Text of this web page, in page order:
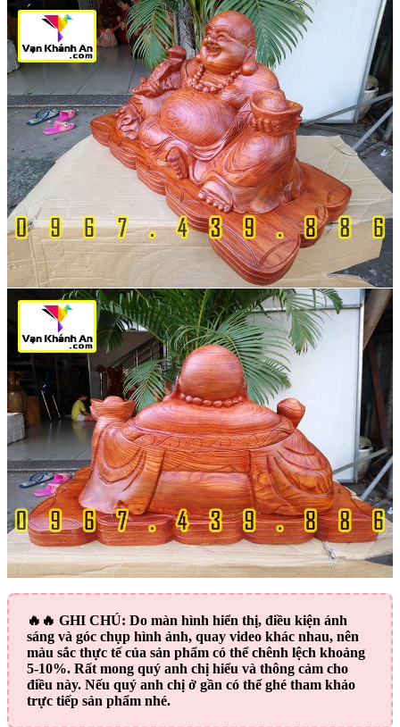
🔥🔥 GHI CHÚ: Do màn hình hiển thị, điều kiện ánh
sáng và góc chụp hình ảnh, quay video khác nhau, nên
màu sắc thực tế của sản phẩm có thể chênh lệch khoảng
5-10%. Rất mong quý anh chị hiểu và thông cảm cho
điều này. Nếu quý anh chị ở gần có thể ghé tham khảo
trực tiếp sản phẩm nhé.